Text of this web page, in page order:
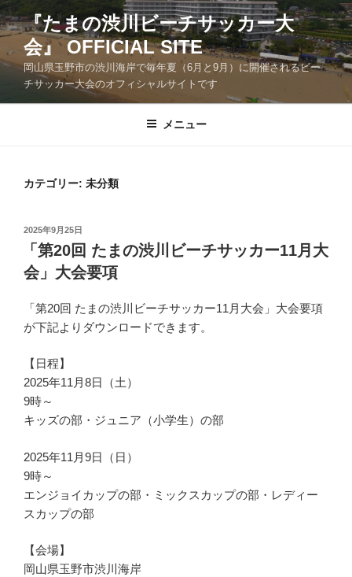
コ
ン
ン
へ
『たまの渋川ビーチサッカー大
会』 OFFICIAL SITE
岡山県玉野市の渋川海岸で毎年夏（6月と9月）に開催されるビー
チサッカー大会のオフィシャルサイトです
メニュー
カテゴリー: 未分類
投
2025年9月25日
「第20回 たまの渋川ビーチサッカー11月大
会」大会要項
「第20回 たまの渋川ビーチサッカー11月大会」大会要項
が下記よりダウンロードできます。
【日程】
2025年11月8日（土）
9時～
キッズの部・ジュニア（小学生）の部
2025年11月9日（日）
9時～
エンジョイカップの部・ミックスカップの部・レディー
スカップの部
【会場】
岡山県玉野市渋川海岸